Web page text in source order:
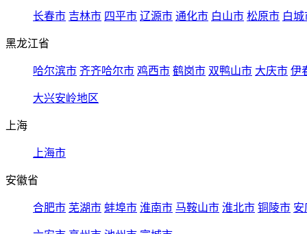
长春市 吉林市 四平市 辽源市 通化市 白山市 松原市 白城
黑龙江省
哈尔滨市 齐齐哈尔市 鸡西市 鹤岗市 双鸭山市 大庆市 伊
大兴安岭地区
上海
上海市
安徽省
合肥市 芜湖市 蚌埠市 淮南市 马鞍山市 淮北市 铜陵市 安